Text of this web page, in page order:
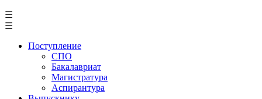
☰
☰
Поступление
СПО
Бакалавриат
Магистратура
Аспирантура